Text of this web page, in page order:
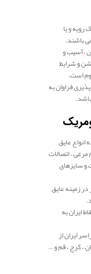
رویه و یا
باشند.
،آسیب و
و شرایط
است.
فراوان به
عایق
مرغی ، اتصالات
سایزهای
زمینه عایق
ایران به
ایران از
، کرج ، قم و …